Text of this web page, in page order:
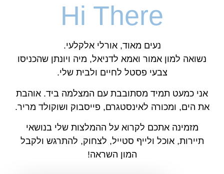
Hi There
נעים מאוד, אורלי אלקלעי.
נשואה למון אמור ואמא לדניאל, מיה ויונתן שהכניסו
צבעי פסטל לחיים ולבית שלי.
אני כמעט תמיד מסתובבת עם המצלמה ביד. אוהבת
את הים, ומכורה לאינסטגרם, פייסבוק ושוקולד מריר.
מזמינה אתכם לקרוא על ההמלצות שלי בנושאי
תיירות, אוכל ולייף סטייל, לצחוק, להתרגש ולקבל
המון השראה!